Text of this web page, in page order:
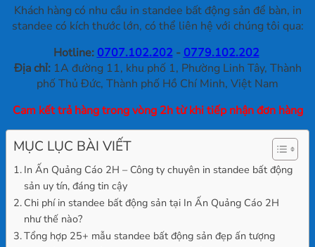
Khách hàng có nhu cầu in standee bất động sản để bàn, in
standee có kích thước lớn, có thể liên hệ với chúng tôi qua:
Hotline: 0707.102.202- 0779.102.202
Địa chỉ:1A đường 11, khu phố 1, Phường Linh Tây, Thành
phố Thủ Đức, Thành phố Hồ Chí Minh, Việt Nam
Cam kết trả hàng trong vòng 2h từ khi tiếp nhận đơn hàng
MỤC LỤC BÀI VIẾT
In Ấn Quảng Cáo 2H – Công ty chuyên in standee bất động
sản uy tín, đáng tin cậy
Chi phí in standee bất động sản tại In Ấn Quảng Cáo 2H
như thế nào?
Tổng hợp 25+ mẫu standee bất động sản đẹp ấn tượng